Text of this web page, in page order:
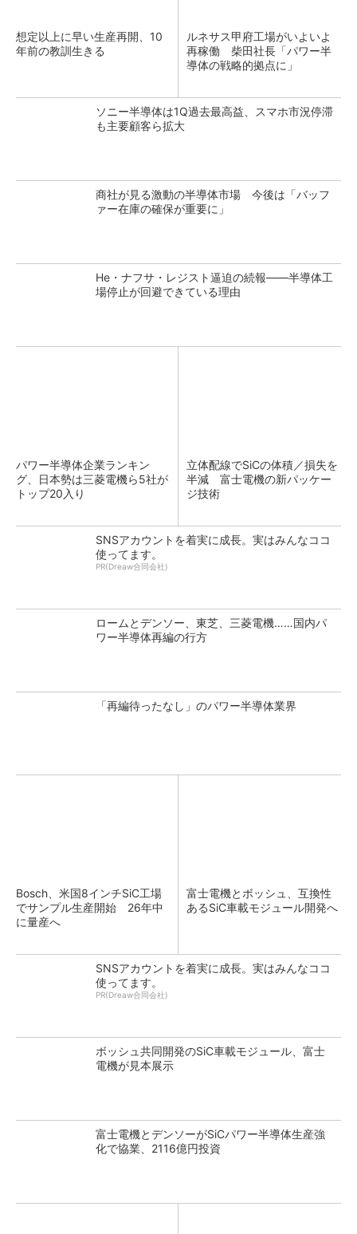
想定以上に早い生産再開、10
年前の教訓生きる
ルネサス甲府工場がいよいよ
再稼働 柴田社長「パワー半
導体の戦略的拠点に」
ソニー半導体は1Q過去最高益、スマホ市況停滞
も主要顧客ら拡大
商社が見る激動の半導体市場 今後は「バッフ
ァー在庫の確保が重要に」
He・ナフサ・レジスト逼迫の続報――半導体工
場停止が回避できている理由
パワー半導体企業ランキン
グ、日本勢は三菱電機ら5社が
トップ20入り
立体配線でSiCの体積／損失を
半減 富士電機の新パッケー
ジ技術
SNSアカウントを着実に成長。実はみんなココ
使ってます。
PR(Dreaw合同会社)
ロームとデンソー、東芝、三菱電機……国内パ
ワー半導体再編の行方
「再編待ったなし」のパワー半導体業界
Bosch、米国8インチSiC工場
でサンプル生産開始 26年中
に量産へ
富士電機とボッシュ、互換性
あるSiC車載モジュール開発へ
SNSアカウントを着実に成長。実はみんなココ
使ってます。
PR(Dreaw合同会社)
ボッシュ共同開発のSiC車載モジュール、富士
電機が見本展示
富士電機とデンソーがSiCパワー半導体生産強
化で協業、2116億円投資